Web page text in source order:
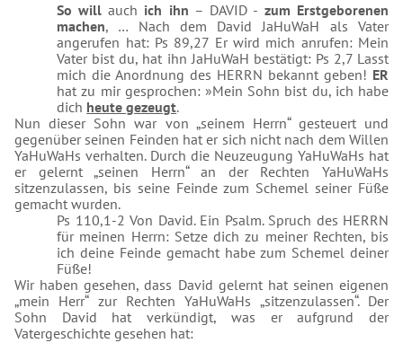
So will auch ich ihn – DAVID - zum Erstgeborenen
machen, … Nach dem David JaHuWaH als Vater
angerufen hat: Ps 89,27 Er wird mich anrufen: Mein
Vater bist du, hat ihn JaHuWaH bestätigt: Ps 2,7 Lasst
mich die Anordnung des HERRN bekannt geben! ER
hat zu mir gesprochen: »Mein Sohn bist du, ich habe
dich heute gezeugt.
Nun dieser Sohn war von „seinem Herrn“ gesteuert und
gegenüber seinen Feinden hat er sich nicht nach dem Willen
YaHuWaHs verhalten. Durch die Neuzeugung YaHuWaHs hat
er gelernt „seinen Herrn“ an der Rechten YaHuWaHs
sitzenzulassen, bis seine Feinde zum Schemel seiner Füße
gemacht wurden.
Ps 110,1-2 Von David. Ein Psalm. Spruch des HERRN
für meinen Herrn: Setze dich zu meiner Rechten, bis
ich deine Feinde gemacht habe zum Schemel deiner
Füße!
Wir haben gesehen, dass David gelernt hat seinen eigenen
„mein Herr“ zur Rechten YaHuWaHs „sitzenzulassen“. Der
Sohn David hat verkündigt, was er aufgrund der
Vatergeschichte gesehen hat: